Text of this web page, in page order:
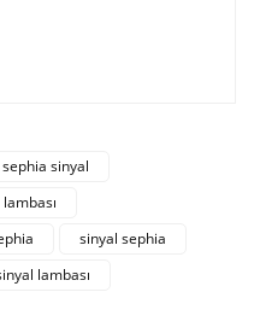
ederiz.
sephia sinyal
sinyal sephia
lambası